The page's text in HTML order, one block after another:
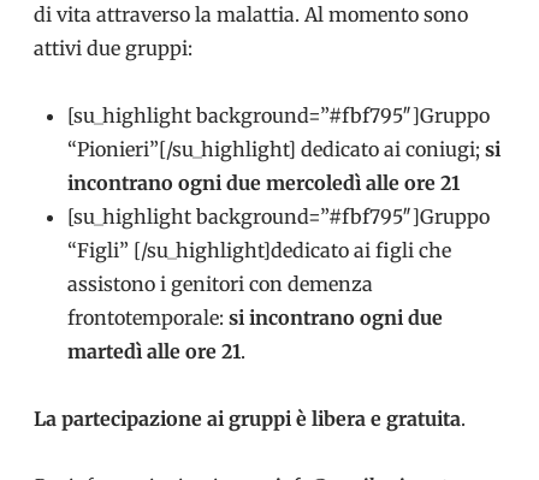
di vita attraverso la malattia. Al momento sono
attivi due gruppi:
[su_highlight background=”#fbf795″]Gruppo
“Pionieri”[/su_highlight] dedicato ai coniugi; si
incontrano ogni due mercoledì alle ore 21
[su_highlight background=”#fbf795″]Gruppo
“Figli” [/su_highlight]dedicato ai figli che
assistono i genitori con demenza
frontotemporale: si incontrano ogni due
martedì alle ore 21.
La partecipazione ai gruppi è libera e gratuita.